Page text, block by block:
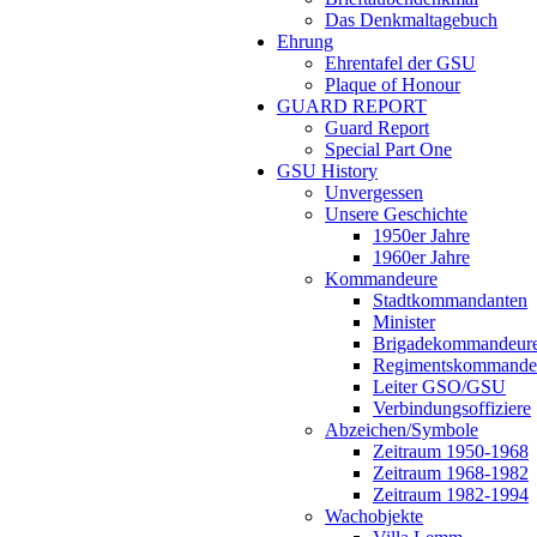
Das Denkmaltagebuch
Ehrung
Ehrentafel der GSU
Plaque of Honour
GUARD REPORT
Guard Report
Special Part One
GSU History
Unvergessen
Unsere Geschichte
1950er Jahre
1960er Jahre
Kommandeure
Stadtkommandanten
Minister
Leiter GSO/GSU
Verbindungsoffiziere
Abzeichen/Symbole
Zeitraum 1950-1968
Zeitraum 1968-1982
Zeitraum 1982-1994
Wachobjekte